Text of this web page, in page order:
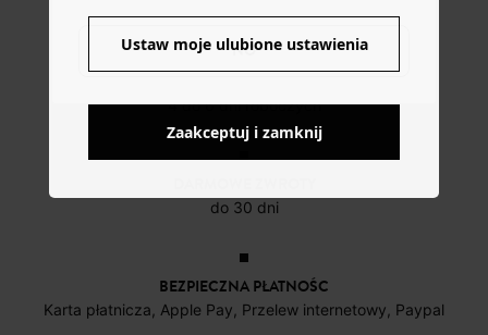
NO
DOSTAWA DO PACZKOMATÓW
4 do 6 dni roboczych
do 30 dni
BEZPIECZNA PŁATNOŚC
OD ROZ. 34 DO 48
Ustaw moje ulubione ustawienia
Zaakceptuj i zamknij